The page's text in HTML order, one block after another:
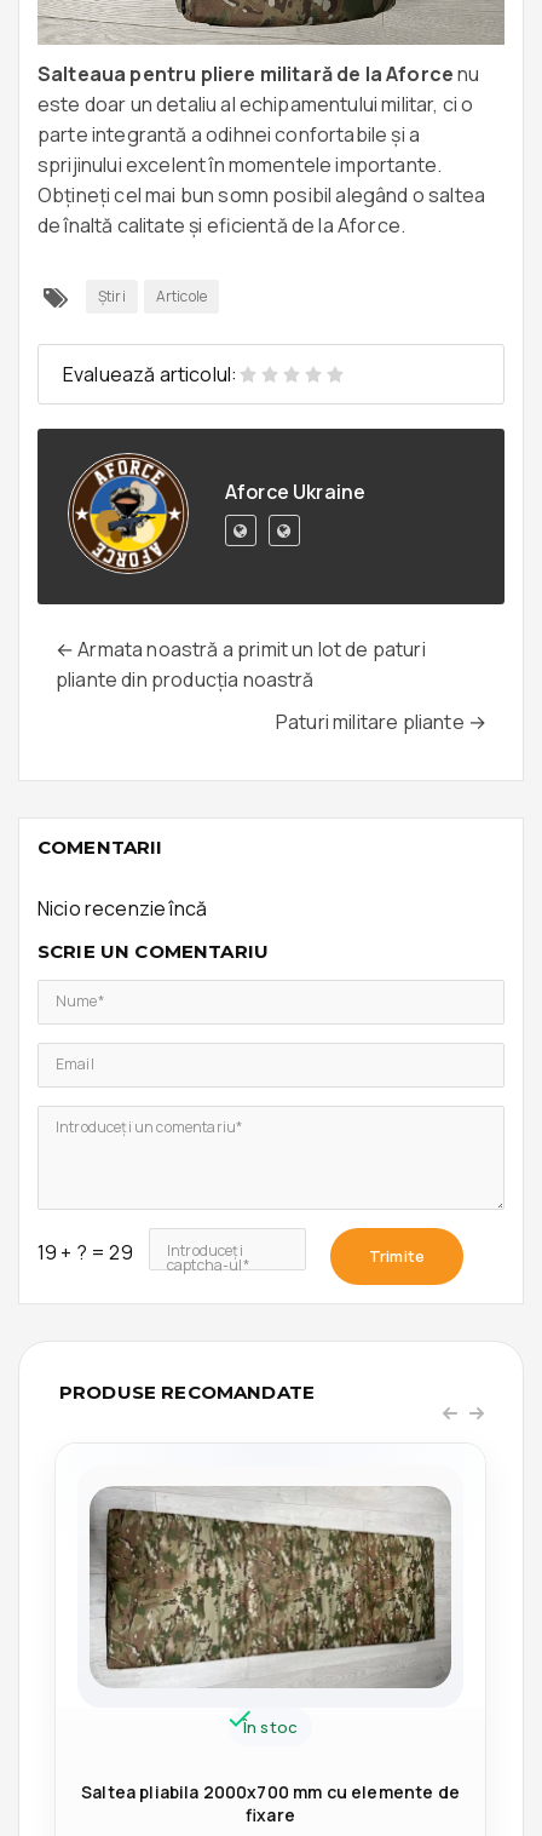
Salteaua pentru pliere militară de la Aforcenu
este doar un detaliu al echipamentului militar, ci o
parte integrantă a odihnei confortabile și a
sprijinului excelent în momentele importante.
Obțineți cel mai bun somn posibil alegând o saltea
de înaltă calitate și eficientă de la Aforce.
Ştiri Articole
Evaluează articolul:
Aforce Ukraine
← Armata noastră a primit un lot de paturi
pliante din producția noastră
Paturi militare pliante →
COMENTARII
Nicio recenzie încă
SCRIE UN COMENTARIU
Nume*
Email
Introduceți un comentariu*
19 + ? = 29 Introduceți
captcha-ul* Trimite
PRODUSE RECOMANDATE
În stoc
Saltea pliabila 2000x700 mm cu elemente de
fixare